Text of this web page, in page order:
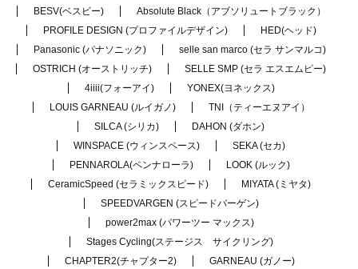
BESV(ベスビー)
Absolute Black（アブソリュートブラック）
PROFILE DESIGN (プロファイルデザイン)
HED(ヘッド)
Panasonic (パナソニック)
selle san marco (セラ サンマルコ)
OSTRICH (オーストリッチ)
SELLE SMP (セラ エスエムピー)
4iiii(フォーアイ)
YONEX(ヨネックス)
LOUIS GARNEAU (ルイガノ)
TNI（ティーエヌアイ）
SILCA (シリカ)
DAHON (ダホン)
WINSPACE (ウィンスペース)
SEKA (セカ)
PENNAROLA(ペンナローラ)
LOOK (ルック)
CeramicSpeed (セラミックスピード)
MIYATA (ミヤタ)
SPEEDVARGEN (スピードバーゲン)
power2max (パワーツー マックス)
Stages Cycling(ステージス サイクリング)
CHAPTER2(チャプター2)
GARNEAU (ガノー)